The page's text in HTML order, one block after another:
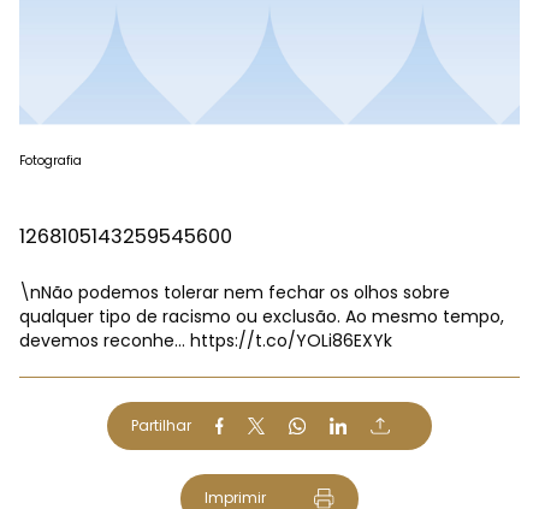
Fotografia
1268105143259545600
\nNão podemos tolerar nem fechar os olhos sobre
qualquer tipo de racismo ou exclusão. Ao mesmo tempo,
devemos reconhe… https://t.co/YOLi86EXYk
Partilhar
Imprimir